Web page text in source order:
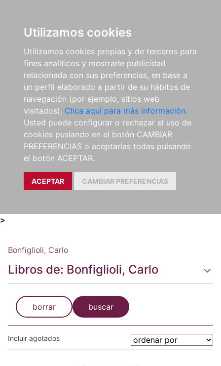
Utilizamos cookies
Utilizamos cookies propias y de terceros para
fines analíticos y mostrarle publicidad
relacionada con sus preferencias, en base a
un perfil elaborado a partir de su hábitos de
navegación (por ejemplo, sitios web
visitados). Clica aquí para más información.
Usted puede configurar o rechazar el uso de
cookies puslando en el botón CAMBIAR
PREFERENCIAS o aceptarlas todas pulsando
el botón ACEPTAR.
ACEPTAR CAMBIAR PREFERENCIAS
>
Bonfiglioli, Carlo
Libros de: Bonfiglioli, Carlo
borrar buscar
Incluir agotados